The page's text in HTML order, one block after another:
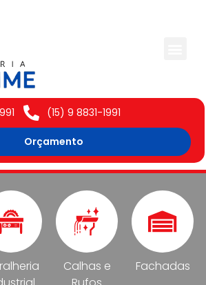
(15) 9 8831-1991
Orçamento
Calhas e
Fachadas